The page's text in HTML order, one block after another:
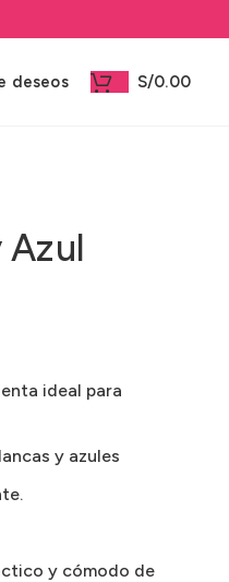
deseos S/0.00
Azul
ideal para
y azules
y cómodo de